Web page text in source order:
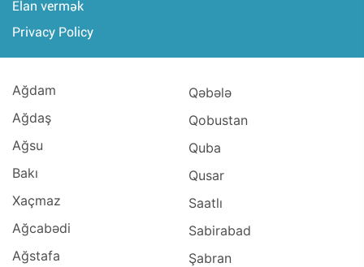
Elan vermək
Privacy Policy
Ağdam
Ağdaş
Ağsu
Bakı
Xaçmaz
Ağcabədi
Ağstafa
Qəbələ
Qobustan
Quba
Qusar
Saatlı
Sabirabad
Şabran